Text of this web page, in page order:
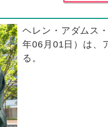
ヘレン・アダムス
年06月01日）は、
る。